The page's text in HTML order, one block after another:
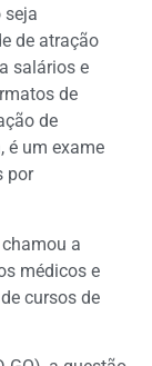
seja
de atração
salários e
de
de
é um exame
por
a
médicos e
cursos de